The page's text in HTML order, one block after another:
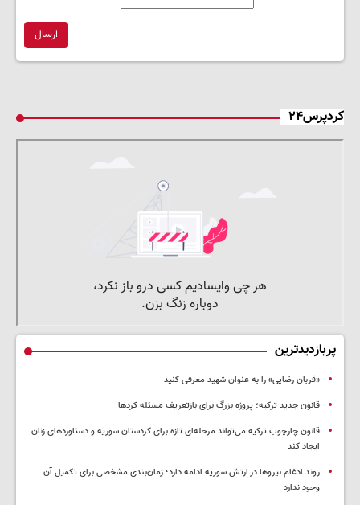
ارسال
کردپرس۲۴
پربازدیدترین
«قربان رضایی» را به عنوان شهید معرفی کنید
قانون جدید ترکیه؛ پروژه بزرگ‌ برای بازتعریف مسئله کردها
قانون چارچوب ترکیه می‌تواند مرحله‌ای تازه برای کردستان سوریه و دستاوردهای زنان
ایجاد کند
روند ادغام نیروها در ارتش سوریه ادامه دارد؛ زمان‌بندی مشخصی برای تکمیل آن
وجود ندارد